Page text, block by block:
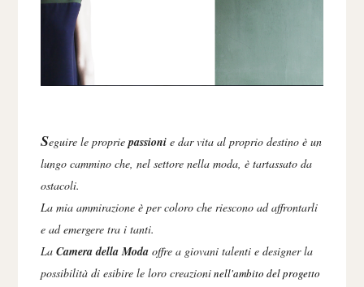
Seguire le propriepassionie dar vita al proprio destino è un
lungo cammino che, nel settore nella moda, è tartassato da
ostacoli.
La mia ammirazione è per coloro che riescono ad affrontarli
e ad emergere tra i tanti.
LaCamera della Moda offre a giovani talenti e designer la
possibilità di esibire le loro creazioninell'ambito del progetto